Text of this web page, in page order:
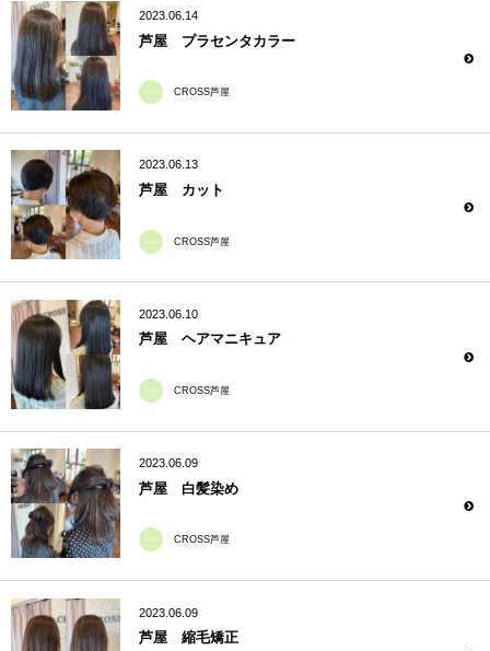
2023.06.14
芦屋 プラセンタカラー
CROSS芦屋
2023.06.13
芦屋 カット
CROSS芦屋
2023.06.10
芦屋 ヘアマニキュア
CROSS芦屋
2023.06.09
芦屋 白髪染め
CROSS芦屋
2023.06.09
芦屋 縮毛矯正